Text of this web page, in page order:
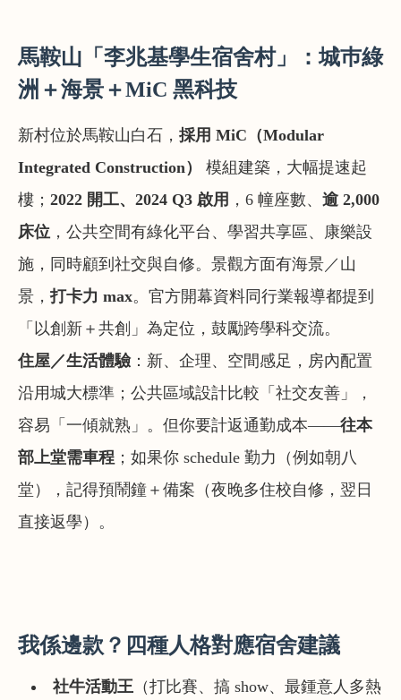
馬鞍山「李兆基學生宿舍村」：城巿綠
洲＋海景＋MiC 黑科技
新村位於馬鞍山白石， 採用 MiC（Modular
Integrated Construction）
模組建築，大幅提速起
樓； 2022 開工、2024 Q3 啟用 ，6 幢座數、 逾 2,000
床位 ，公共空間有綠化平台、學習共享區、康樂設
施，同時顧到社交與自修。景觀方面有海景／山
景，打卡力 max。官方開幕資料同行業報導都提到
「以創新＋共創」為定位，鼓勵跨學科交流。
住屋／生活體驗：新、企理、空間感足，房內配置
沿用城大標準；公共區域設計比較「社交友善」，
容易「一傾就熟」。但你要計返通勤成本——往本
部上堂需車程 ；如果你 schedule 勤力（例如朝八
堂），記得預鬧鐘＋備案（夜晚多住校自修，翌日
直接返學）。
我係邊款？四種人格對應宿舍建議
社牛活動王 （打比賽、搞 show、最鍾意人多熱